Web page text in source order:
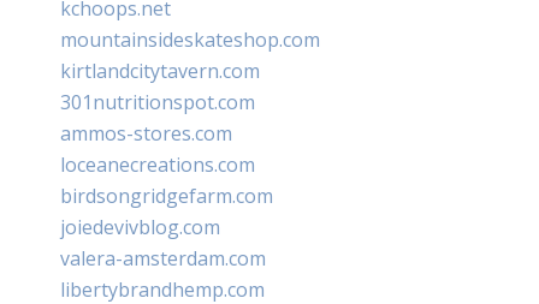
kchoops.net
mountainsideskateshop.com
kirtlandcitytavern.com
301nutritionspot.com
ammos-stores.com
loceanecreations.com
birdsongridgefarm.com
joiedevivblog.com
valera-amsterdam.com
libertybrandhemp.com